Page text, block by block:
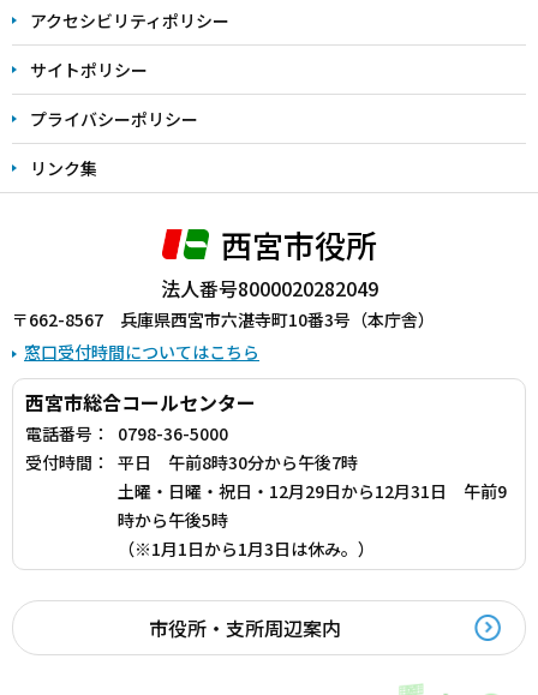
アクセシビリティポリシー
サイトポリシー
プライバシーポリシー
リンク集
西宮市役所
法人番号8000020282049
〒662-8567 兵庫県西宮市六湛寺町10番3号（本庁舎）
窓口受付時間についてはこちら
西宮市総合コールセンター
電話番号：
0798-36-5000
受付時間：
平日 午前8時30分から午後7時
土曜・日曜・祝日・12月29日から12月31日 午前9
時から午後5時
（※1月1日から1月3日は休み。）
市役所・支所周辺案内